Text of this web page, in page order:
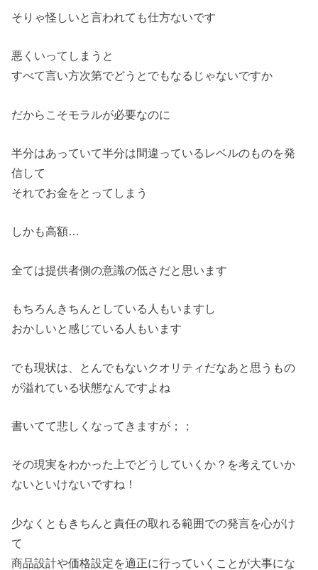
そりゃ怪しいと言われても仕方ないです
悪くいってしまうと
すべて言い方次第でどうとでもなるじゃないですか
だからこそモラルが必要なのに
半分はあっていて半分は間違っているレベルのものを発
信して
それでお金をとってしまう
しかも高額…
全ては提供者側の意識の低さだと思います
もちろんきちんとしている人もいますし
おかしいと感じている人もいます
でも現状は、とんでもないクオリティだなあと思うもの
が溢れている状態なんですよね
書いてて悲しくなってきますが；；
その現実をわかった上でどうしていくか？を考えていか
ないといけないですね！
少なくともきちんと責任の取れる範囲での発言を心がけ
て
商品設計や価格設定を適正に行っていくことが大事にな